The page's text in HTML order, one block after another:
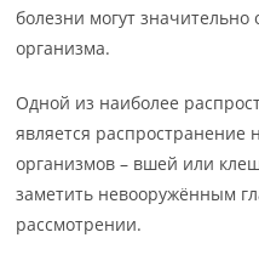
болезни могут
организма.
Одной из наиболее
является
организмов – вшей или
заметить невооружённым
рассмотрении.